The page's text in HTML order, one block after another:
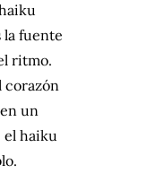
fuente
ritmo.
corazón
un
el haiku